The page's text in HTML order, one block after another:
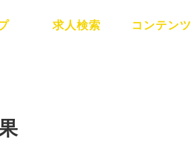
求人検索 コンテンツ